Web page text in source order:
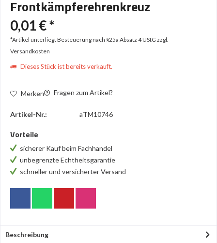
Frontkämpferehrenkreuz
0,01 € *
*Artikel unterliegt Besteuerung nach §25a Absatz 4 UStG zzgl.
Versandkosten
Dieses Stück ist bereits verkauft.
Merken Fragen zum Artikel?
Artikel-Nr.: aTM10746
Vorteile
sicherer Kauf beim Fachhandel
unbegrenzte Echtheitsgarantie
schneller und versicherter Versand
Beschreibung